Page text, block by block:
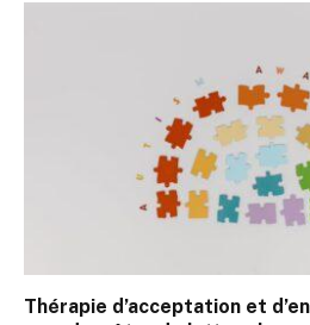
Thérapie d’acceptation et